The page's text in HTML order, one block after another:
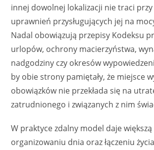
innej dowolnej lokalizacji nie traci
uprawnień przysługujących jej na
Nadal obowiązują przepisy Kodeksu
urlopów, ochrony macierzyństwa,
nadgodziny czy okresów
by obie strony pamiętały, że miejsce
obowiązków nie przekłada się na
zatrudnionego i związanych z nim
W praktyce zdalny model daje
organizowaniu dnia oraz łączeniu